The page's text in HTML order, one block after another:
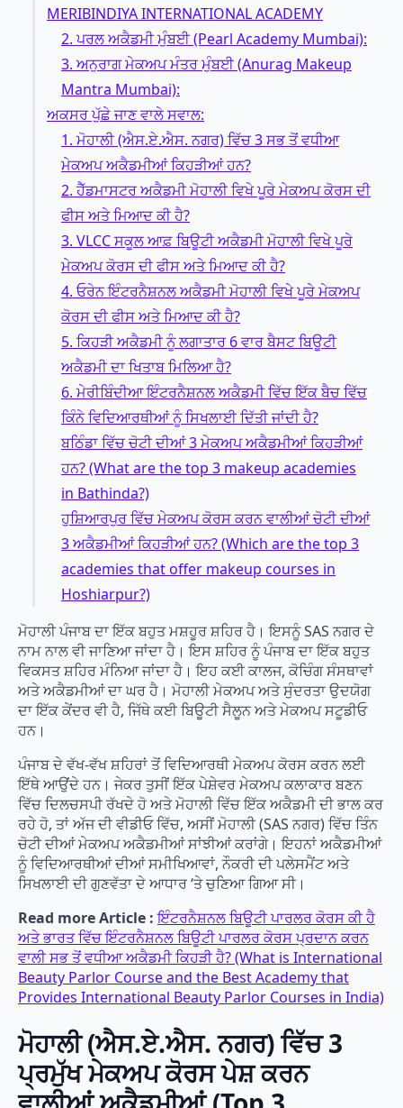
MERIBINDIYA INTERNATIONAL ACADEMY
2. ਪਰਲ ਅਕੈਡਮੀ ਮੁੰਬਈ (Pearl Academy Mumbai):
3. ਅਨੁਰਾਗ ਮੇਕਅਪ ਮੰਤਰ ਮੁੰਬਈ (Anurag Makeup
Mantra Mumbai):
ਅਕਸਰ ਪੁੱਛੇ ਜਾਣ ਵਾਲੇ ਸਵਾਲ:
1. ਮੋਹਾਲੀ (ਐਸ.ਏ.ਐਸ. ਨਗਰ) ਵਿੱਚ 3 ਸਭ ਤੋਂ ਵਧੀਆ
ਮੇਕਅਪ ਅਕੈਡਮੀਆਂ ਕਿਹੜੀਆਂ ਹਨ?
2. ਹੈੱਡਮਾਸਟਰ ਅਕੈਡਮੀ ਮੋਹਾਲੀ ਵਿਖੇ ਪੂਰੇ ਮੇਕਅਪ ਕੋਰਸ ਦੀ
ਫੀਸ ਅਤੇ ਮਿਆਦ ਕੀ ਹੈ?
3. VLCC ਸਕੂਲ ਆਫ਼ ਬਿਊਟੀ ਅਕੈਡਮੀ ਮੋਹਾਲੀ ਵਿਖੇ ਪੂਰੇ
ਮੇਕਅਪ ਕੋਰਸ ਦੀ ਫੀਸ ਅਤੇ ਮਿਆਦ ਕੀ ਹੈ?
4. ਓਰੇਨ ਇੰਟਰਨੈਸ਼ਨਲ ਅਕੈਡਮੀ ਮੋਹਾਲੀ ਵਿਖੇ ਪੂਰੇ ਮੇਕਅਪ
ਕੋਰਸ ਦੀ ਫੀਸ ਅਤੇ ਮਿਆਦ ਕੀ ਹੈ?
5. ਕਿਹੜੀ ਅਕੈਡਮੀ ਨੂੰ ਲਗਾਤਾਰ 6 ਵਾਰ ਬੈਸਟ ਬਿਊਟੀ
ਅਕੈਡਮੀ ਦਾ ਖਿਤਾਬ ਮਿਲਿਆ ਹੈ?
6. ਮੇਰੀਬਿੰਦੀਆ ਇੰਟਰਨੈਸ਼ਨਲ ਅਕੈਡਮੀ ਵਿੱਚ ਇੱਕ ਬੈਚ ਵਿੱਚ
ਕਿੰਨੇ ਵਿਦਿਆਰਥੀਆਂ ਨੂੰ ਸਿਖਲਾਈ ਦਿੱਤੀ ਜਾਂਦੀ ਹੈ?
ਬਠਿੰਡਾ ਵਿੱਚ ਚੋਟੀ ਦੀਆਂ 3 ਮੇਕਅਪ ਅਕੈਡਮੀਆਂ ਕਿਹੜੀਆਂ
ਹਨ? (What are the top 3 makeup academies
in Bathinda?)
ਹੁਸ਼ਿਆਰਪੁਰ ਵਿੱਚ ਮੇਕਅਪ ਕੋਰਸ ਕਰਨ ਵਾਲੀਆਂ ਚੋਟੀ ਦੀਆਂ
3 ਅਕੈਡਮੀਆਂ ਕਿਹੜੀਆਂ ਹਨ? (Which are the top 3
academies that offer makeup courses in
Hoshiarpur?)
ਮੋਹਾਲੀ ਪੰਜਾਬ ਦਾ ਇੱਕ ਬਹੁਤ ਮਸ਼ਹੂਰ ਸ਼ਹਿਰ ਹੈ। ਇਸਨੂੰ SAS ਨਗਰ ਦੇ
ਨਾਮ ਨਾਲ ਵੀ ਜਾਣਿਆ ਜਾਂਦਾ ਹੈ। ਇਸ ਸ਼ਹਿਰ ਨੂੰ ਪੰਜਾਬ ਦਾ ਇੱਕ ਬਹੁਤ
ਵਿਕਸਤ ਸ਼ਹਿਰ ਮੰਨਿਆ ਜਾਂਦਾ ਹੈ। ਇਹ ਕਈ ਕਾਲਜ, ਕੋਚਿੰਗ ਸੰਸਥਾਵਾਂ
ਅਤੇ ਅਕੈਡਮੀਆਂ ਦਾ ਘਰ ਹੈ। ਮੋਹਾਲੀ ਮੇਕਅਪ ਅਤੇ ਸੁੰਦਰਤਾ ਉਦਯੋਗ
ਦਾ ਇੱਕ ਕੇਂਦਰ ਵੀ ਹੈ, ਜਿੱਥੇ ਕਈ ਬਿਊਟੀ ਸੈਲੂਨ ਅਤੇ ਮੇਕਅਪ ਸਟੂਡੀਓ
ਹਨ।
ਪੰਜਾਬ ਦੇ ਵੱਖ-ਵੱਖ ਸ਼ਹਿਰਾਂ ਤੋਂ ਵਿਦਿਆਰਥੀ ਮੇਕਅਪ ਕੋਰਸ ਕਰਨ ਲਈ
ਇੱਥੇ ਆਉਂਦੇ ਹਨ। ਜੇਕਰ ਤੁਸੀਂ ਇੱਕ ਪੇਸ਼ੇਵਰ ਮੇਕਅਪ ਕਲਾਕਾਰ ਬਣਨ
ਵਿੱਚ ਦਿਲਚਸਪੀ ਰੱਖਦੇ ਹੋ ਅਤੇ ਮੋਹਾਲੀ ਵਿੱਚ ਇੱਕ ਅਕੈਡਮੀ ਦੀ ਭਾਲ ਕਰ
ਰਹੇ ਹੋ, ਤਾਂ ਅੱਜ ਦੀ ਵੀਡੀਓ ਵਿੱਚ, ਅਸੀਂ ਮੋਹਾਲੀ (SAS ਨਗਰ) ਵਿੱਚ ਤਿੰਨ
ਚੋਟੀ ਦੀਆਂ ਮੇਕਅਪ ਅਕੈਡਮੀਆਂ ਸਾਂਝੀਆਂ ਕਰਾਂਗੇ। ਇਹਨਾਂ ਅਕੈਡਮੀਆਂ
ਨੂੰ ਵਿਦਿਆਰਥੀਆਂ ਦੀਆਂ ਸਮੀਖਿਆਵਾਂ, ਨੌਕਰੀ ਦੀ ਪਲੇਸਮੈਂਟ ਅਤੇ
ਸਿਖਲਾਈ ਦੀ ਗੁਣਵੱਤਾ ਦੇ ਆਧਾਰ ‘ਤੇ ਚੁਣਿਆ ਗਿਆ ਸੀ।
Read more Article :ਇੰਟਰਨੈਸ਼ਨਲ ਬਿਊਟੀ ਪਾਰਲਰ ਕੋਰਸ ਕੀ ਹੈ
ਅਤੇ ਭਾਰਤ ਵਿੱਚ ਇੰਟਰਨੈਸ਼ਨਲ ਬਿਊਟੀ ਪਾਰਲਰ ਕੋਰਸ ਪ੍ਰਦਾਨ ਕਰਨ
ਵਾਲੀ ਸਭ ਤੋਂ ਵਧੀਆ ਅਕੈਡਮੀ ਕਿਹੜੀ ਹੈ? (What is International
Beauty Parlor Course and the Best Academy that
Provides International Beauty Parlor Courses in India)
ਮੋਹਾਲੀ (ਐਸ.ਏ.ਐਸ. ਨਗਰ) ਵਿੱਚ 3
ਪ੍ਰਮੁੱਖ ਮੇਕਅਪ ਕੋਰਸ ਪੇਸ਼ ਕਰਨ